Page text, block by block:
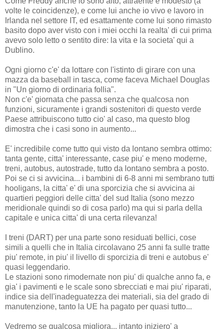
volte le coincidenze), e come lui anche io vivo e lavoro in
Irlanda nel settore IT, ed esattamente come lui sono rimasto
basito dopo aver visto con i miei occhi la realta' di cui prima
avevo solo letto o sentito dire: la vita e la societa' qui a
Dublino.
Ogni giorno c'e' da lottare con l'istinto di girare con una
mazza da baseball in tasca, come faceva Michael Douglas
in "Un giorno di ordinaria follia".
Non c'e' giornata che passa senza che qualcosa non
funzioni, sicuramente i grandi sostenitori di questo verde
Paese attribuiscono tutto cio' al caso, ma questo blog
dimostra che i casi sono in aumento...
E' incredibile come tutto qui visto da lontano sembra ottimo:
tanta gente, citta' interessante, case piu' e meno moderne,
treni, autobus, autostrade, tutto da lontano sembra a posto.
Poi se ci si avvicina... i bambini di 6-8 anni mi sembrano tutti
hooligans, la citta' e' di una sporcizia che si avvicina ai
quartieri peggiori delle citta' del sud Italia (sono mezzo
meridionale quindi so di cosa parlo) ma qui si parla della
capitale e unica citta' di una certa rilevanza!
I treni (DART) per una parte sono residuati bellici, cose
simili a quelli che in Italia circolavano 25 anni fa sulle tratte
piu' remote, in piu' il livello di sporcizia di treni e autobus e'
quasi leggendario.
Le stazioni sono rimodernate non piu' di qualche anno fa, e
gia' i pavimenti e le scale sono sbrecciati e mai piu' riparati,
indice sia dell'inadeguatezza dei materiali, sia del grado di
manutenzione, tanto la UE ha pagato per quasi tutto...
Vedremo se qualcosa migliora... intanto iniziero' a